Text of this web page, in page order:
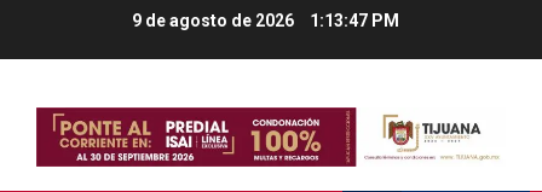
9 de agosto de 2026 1:13:48 PM